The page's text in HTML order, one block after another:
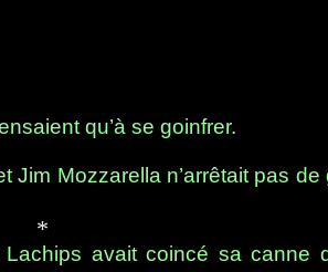
qu’à se goinfrer.
Mozzarella n’arrêtait pas
avait coincé sa canne